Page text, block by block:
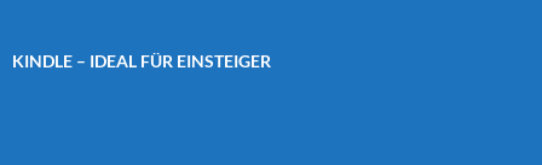
KINDLE – IDEAL FÜR EINSTEIGER